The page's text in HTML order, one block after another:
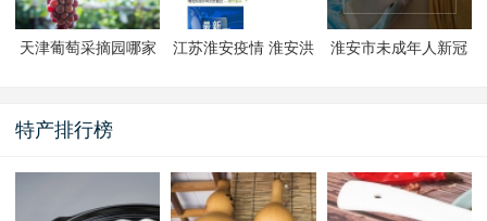
天津葡萄采摘园哪家
江苏淮安疫情 淮安洪
淮安市未成年人新冠
特产排行榜